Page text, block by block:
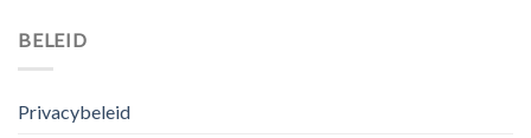
BELEID
Privacybeleid